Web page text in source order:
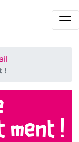
!
ment !